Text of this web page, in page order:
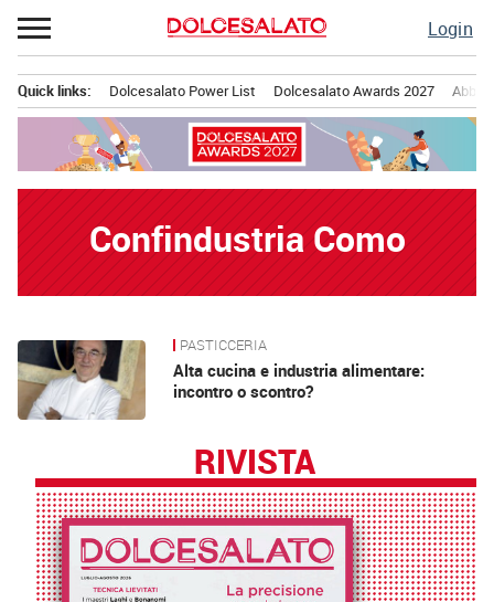
Passa
al
Login
principale
Quick links: Dolcesalato Power List Dolcesalato Awards 2027
Confindustria Como
News PASTICCERIA
Alta cucina e industria alimentare:
incontro o scontro?
RIVISTA